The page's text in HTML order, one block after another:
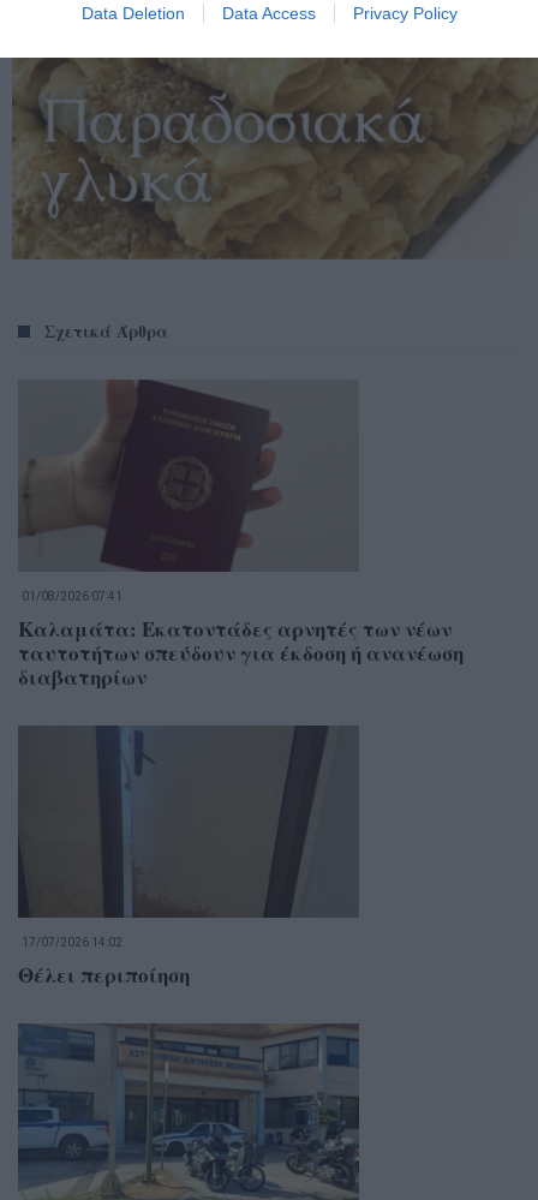
Data Deletion Data Access Privacy Policy
Σχετικά Άρθρα
01/08/2026 07:41
Καλαμάτα: Εκατοντάδες αρνητές των νέων
ταυτοτήτων σπεύδουν για έκδοση ή ανανέωση
διαβατηρίων
17/07/2026 14:02
Θέλει περιποίηση